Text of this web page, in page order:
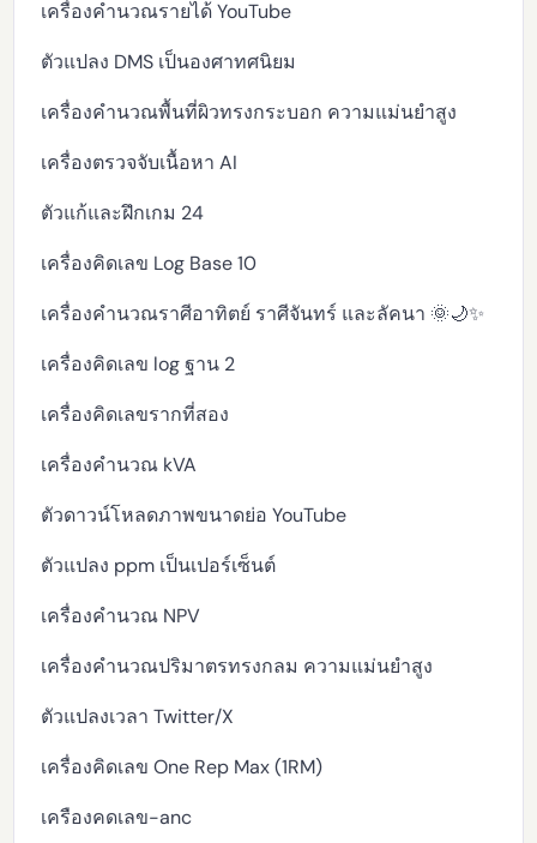
เครื่องคำนวณรายได้ YouTube
ตัวแปลง DMS เป็นองศาทศนิยม
เครื่องคำนวณพื้นที่ผิวทรงกระบอก ความแม่นยำสูง
เครื่องตรวจจับเนื้อหา AI
ตัวแก้และฝึกเกม 24
เครื่องคิดเลข Log Base 10
เครื่องคำนวณราศีอาทิตย์ ราศีจันทร์ และลัคนา 🌞🌙✨
เครื่องคิดเลข log ฐาน 2
เครื่องคิดเลขรากที่สอง
เครื่องคำนวณ kVA
ตัวดาวน์โหลดภาพขนาดย่อ YouTube
ตัวแปลง ppm เป็นเปอร์เซ็นต์
เครื่องคำนวณ NPV
เครื่องคำนวณปริมาตรทรงกลม ความแม่นยำสูง
ตัวแปลงเวลา Twitter/X
เครื่องคิดเลข One Rep Max (1RM)
เครืองคดเลข-anc